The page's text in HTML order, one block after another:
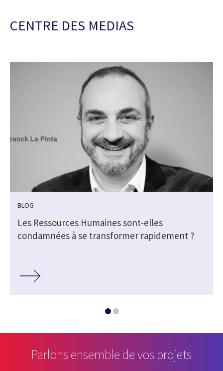
CENTRE DES MEDIAS
BLOG
Les Ressources Humaines sont-elles
condamnées à se transformer rapidement ?
Parlons ensemble de vos projets